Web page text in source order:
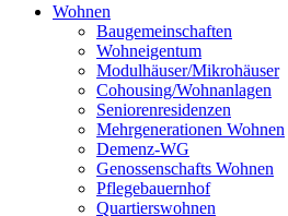
Wohnen
Baugemeinschaften
Wohneigentum
Modulhäuser/Mikrohäuser
Cohousing/Wohnanlagen
Seniorenresidenzen
Mehrgenerationen Wohnen
Demenz-WG
Genossenschafts Wohnen
Pflegebauernhof
Quartierswohnen